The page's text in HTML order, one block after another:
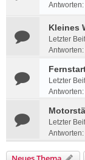
Antworten:
Kleines
Letzter
Antworten:
Letzter
Antworten:
Letzter
Antworten: